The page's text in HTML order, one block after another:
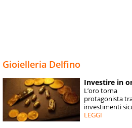
ESPERTI
CONTATTI
Gioielleria Delfino
Investire in
L’oro torna
protagonista
investimenti
LEGGI